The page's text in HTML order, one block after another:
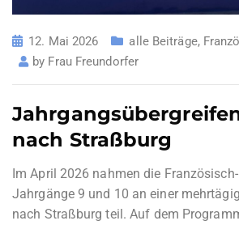
12. Mai 2026 alle Beiträge,
by Frau Freundorfer
nach Straßburg
Im April 2026 nahmen die
Jahrgänge 9 und 10 an einer
nach Straßburg teil. Auf dem